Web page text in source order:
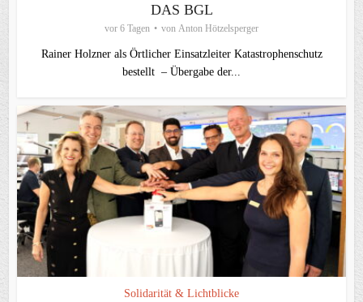
DAS BGL
vor 6 Tagen von Anton Hötzelsperger
Rainer Holzner als Örtlicher Einsatzleiter Katastrophenschutz
bestellt – Übergabe der...
Solidarität & Lichtblicke